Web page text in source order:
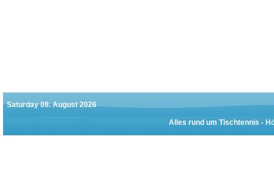
Saturday 08. August 2026
Alles rund um Tischtennis -